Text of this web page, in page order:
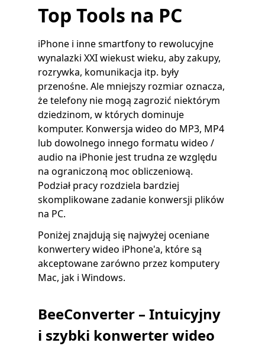
Top Tools na PC
iPhone i inne smartfony to rewolucyjne
wynalazki XXI wiekustwieku, aby zakupy,
rozrywka, komunikacja itp. były
przenośne. Ale mniejszy rozmiar oznacza,
że ​​telefony nie mogą zagrozić niektórym
dziedzinom, w których dominuje
komputer. Konwersja wideo do MP3, MP4
lub dowolnego innego formatu wideo /
audio na iPhonie jest trudna ze względu
na ograniczoną moc obliczeniową.
Podział pracy rozdziela bardziej
skomplikowane zadanie konwersji plików
na PC.
Poniżej znajdują się najwyżej oceniane
konwertery wideo iPhone'a, które są
akceptowane zarówno przez komputery
Mac, jak i Windows.
BeeConverter – Intuicyjny
i szybki konwerter wideo